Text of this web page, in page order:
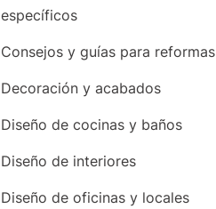
específicos
Consejos y guías para reformas
Decoración y acabados
Diseño de cocinas y baños
Diseño de interiores
Diseño de oficinas y locales